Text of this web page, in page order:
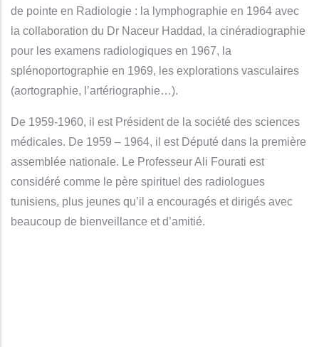
de pointe en Radiologie : la lymphographie en 1964 avec
la collaboration du Dr Naceur Haddad, la cinéradiographie
pour les examens radiologiques en 1967, la
splénoportographie en 1969, les explorations vasculaires
(aortographie, l’artériographie…).
De 1959-1960, il est Président de la société des sciences
médicales. De 1959 – 1964, il est Député dans la première
assemblée nationale. Le Professeur Ali Fourati est
considéré comme le père spirituel des radiologues
tunisiens, plus jeunes qu’il a encouragés et dirigés avec
beaucoup de bienveillance et d’amitié.